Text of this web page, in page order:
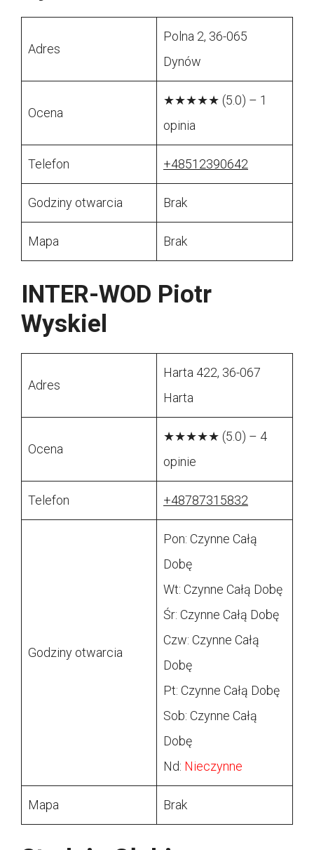
Adres
Polna 2, 36-065
Dynów
Ocena
★★★★★ (5.0) – 1
opinia
Telefon +48512390642
Godziny otwarcia Brak
Mapa Brak
INTER-WOD Piotr
Wyskiel
Adres
Harta 422, 36-067
Harta
Ocena
★★★★★ (5.0) – 4
opinie
Telefon +48787315832
Godziny otwarcia
Pon: Czynne Całą
Dobę
Wt: Czynne Całą Dobę
Śr: Czynne Całą Dobę
Czw: Czynne Całą
Dobę
Pt: Czynne Całą Dobę
Sob: Czynne Całą
Dobę
Nd: Nieczynne
Mapa Brak